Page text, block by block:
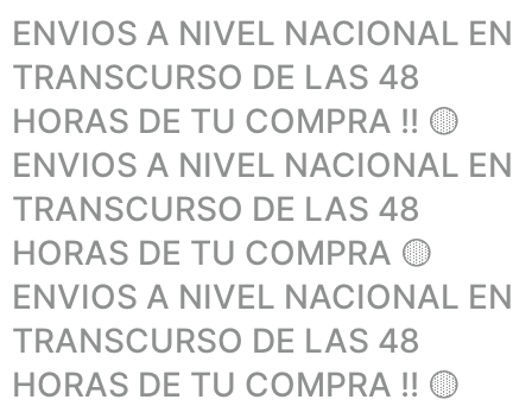
ENVIOS A NIVEL NACIONAL EN
TRANSCURSO DE LAS 48
HORAS DE TU COMPRA !! 🟡
ENVIOS A NIVEL NACIONAL EN
TRANSCURSO DE LAS 48
HORAS DE TU COMPRA 🟡
ENVIOS A NIVEL NACIONAL EN
TRANSCURSO DE LAS 48
HORAS DE TU COMPRA !! 🟡